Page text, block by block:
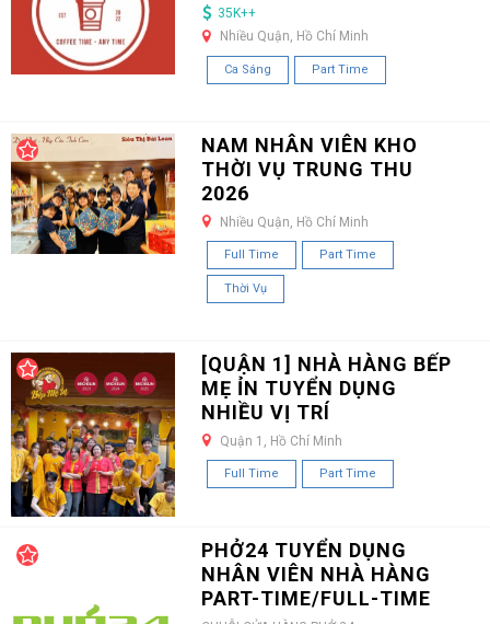
35K++
Nhiều Quận, Hồ Chí Minh
Ca Sáng Part Time
NAM NHÂN VIÊN KHO
THỜI VỤ TRUNG THU
2026
Nhiều Quận, Hồ Chí Minh
Full Time Part Time
Thời Vụ
[QUẬN 1] NHÀ HÀNG BẾP
MẸ ỈN TUYỂN DỤNG
NHIỀU VỊ TRÍ
Quận 1, Hồ Chí Minh
Full Time Part Time
PHỞ24 TUYỂN DỤNG
NHÂN VIÊN NHÀ HÀNG
PART-TIME/FULL-TIME